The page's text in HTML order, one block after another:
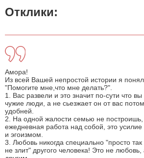
Отклики:
Амора!
Из всей Вашей непростой истории я
"Помогите мне,что мне делать?".
1. Вас развели и это значит по-сути что
чужие люди, а не сьезжает он от вас
удобней.
2. На одной жалости семью не построишь,
ежедневная работа над собой, это
и эгоизмом.
3. Любовь никогда специально "просто
не злит" другого человека! Это не любовь,